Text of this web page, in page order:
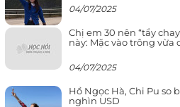
04/07/2025
Chị em 30 nên “tẩy
này: Mặc vào trông
04/07/2025
Hồ Ngọc Hà, Chi Pu so
nghìn USD